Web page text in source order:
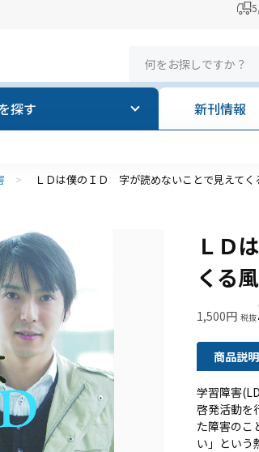
探す 新刊情報
> ＬＤは僕のＩＤ 字が読めないことで見えてく
ＬＤ
くる
1,500円
商品説明
学習障害
啓発活動を
た障害のこ
い」という